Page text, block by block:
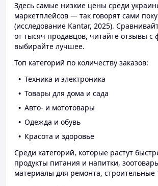
Здесь самые низкие цены среди
маркетплейсов — так говорят сами
(исследование Kantar, 2025).
от тысяч продавцов, читайте отзывы с
выбирайте лучшее.
Топ категорий по количеству заказов:
Техника и электроника
Товары для дома и сада
Авто- и мототовары
Одежда и обувь
Красота и здоровье
Среди категорий, которые растут
продукты питания и напитки,
материалы для ремонта, строительные